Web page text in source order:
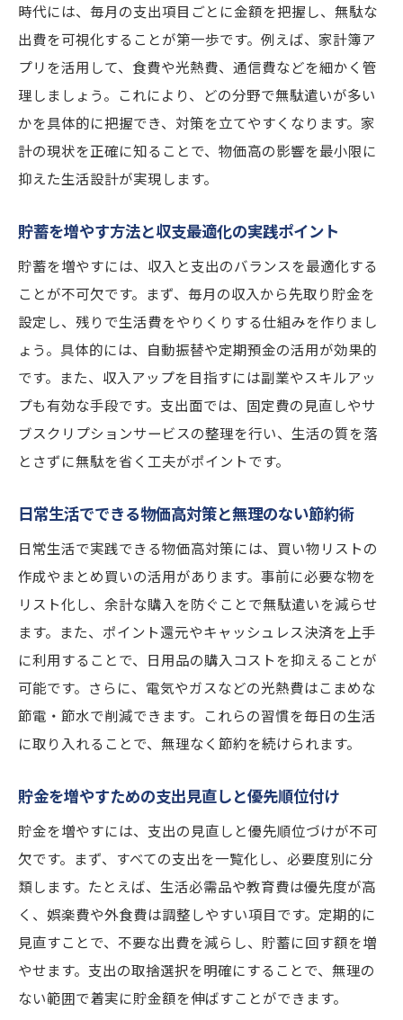
少ない給料を活かす物価高対策と貯蓄アッ
プ術
貯金を増やす方法で生活にゆとりを生む工
夫
定期預金より堅実なお金の増やし方の実例
ト
収入が少なくても続けやすい貯金習慣の作
り方
物価高時代に効く手取りを最大化するアイ
デア
無理なくできる物価高対策と資産形成術
物価高対策を日常に取り入れる簡単な実践
法
無理なく続く貯蓄を増やす方法と家計管理
効率的な資産形成と物価高対策の組み合わ
せ
支出を抑えつつお金を増やす方法の工夫点
堅実な貯蓄習慣で将来の安心を手に入れる
気になる貯蓄方法ランキング徹底解説
人気の貯蓄方法ランキングと物価高対策比
較
析
貯金を増やすための選び方とランキング活
用法
物価高時代に選ばれる貯蓄方法の特徴とは
効率よく貯蓄を増やす方法とランキング動
向
自分に合った物価高対策の貯金術を知ろう
定期預金より堅実なお金の増やし方とは
時代には、毎月の支出項目ごとに金額を把握し、無駄な
出費を可視化することが第一歩です。例えば、家計簿ア
プリを活用して、食費や光熱費、通信費などを細かく管
理しましょう。これにより、どの分野で無駄遣いが多い
かを具体的に把握でき、対策を立てやすくなります。家
計の現状を正確に知ることで、物価高の影響を最小限に
抑えた生活設計が実現します。
貯蓄を増やす方法と収支最適化の実践ポイント
貯蓄を増やすには、収入と支出のバランスを最適化する
ことが不可欠です。まず、毎月の収入から先取り貯金を
設定し、残りで生活費をやりくりする仕組みを作りまし
ょう。具体的には、自動振替や定期預金の活用が効果的
です。また、収入アップを目指すには副業やスキルアッ
プも有効な手段です。支出面では、固定費の見直しやサ
ブスクリプションサービスの整理を行い、生活の質を落
とさずに無駄を省く工夫がポイントです。
日常生活でできる物価高対策と無理のない節約術
日常生活で実践できる物価高対策には、買い物リストの
作成やまとめ買いの活用があります。事前に必要な物を
リスト化し、余計な購入を防ぐことで無駄遣いを減らせ
ます。また、ポイント還元やキャッシュレス決済を上手
に利用することで、日用品の購入コストを抑えることが
可能です。さらに、電気やガスなどの光熱費はこまめな
節電・節水で削減できます。これらの習慣を毎日の生活
に取り入れることで、無理なく節約を続けられます。
貯金を増やすための支出見直しと優先順位付け
貯金を増やすには、支出の見直しと優先順位づけが不可
欠です。まず、すべての支出を一覧化し、必要度別に分
類します。たとえば、生活必需品や教育費は優先度が高
く、娯楽費や外食費は調整しやすい項目です。定期的に
見直すことで、不要な出費を減らし、貯蓄に回す額を増
やせます。支出の取捨選択を明確にすることで、無理の
ない範囲で着実に貯金額を伸ばすことができます。